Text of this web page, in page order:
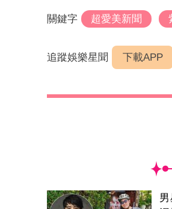
關鍵字 超愛美新聞
追蹤娛樂星聞 下載APP